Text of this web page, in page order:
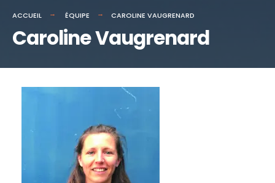
ACCUEIL ÉQUIPE CAROLINE VAUGRENARD
Caroline Vaugrenard